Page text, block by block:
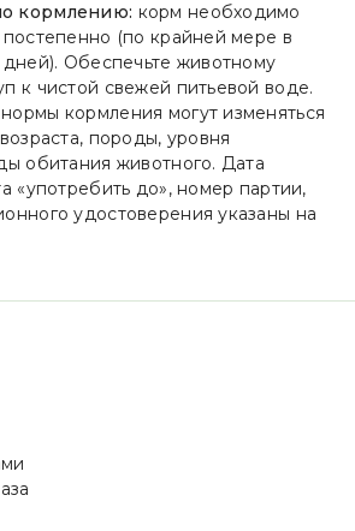
кормлению: корм необходимо
(по крайней мере в
Обеспечьте животному
к чистой свежей питьевой воде.
кормления могут изменяться
породы, уровня
обитания животного. Дата
«употребить до», номер партии,
удостоверения указаны на